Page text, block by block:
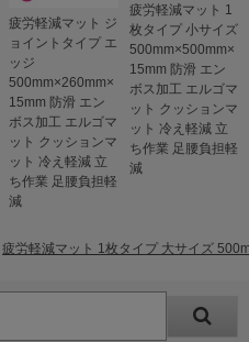
疲労軽減マット ジ
ョイントタイプ エ
ッジ
500mm×260mm×
15mm 防滑 エン
ボス加工 エルゴマ
ット クッションマ
ット 冷え軽減 立
ち作業 足腰負担軽
減
疲労軽減マット 1
枚タイプ 小サイズ
500mm×500mm×
15mm 防滑 エン
ボス加工 エルゴマ
ット クッションマ
ット 冷え軽減 立
ち作業 足腰負担軽
減
疲労軽減マット 1枚タイプ 大サイズ